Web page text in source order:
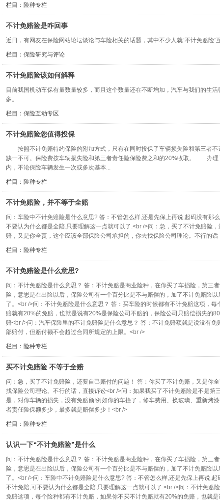
栏目： 险种专栏
不计免赔险是咋回事
近日，有网友在保险网站论坛谈论与车险相关的话题，其中不少人就“不计免赔险”
栏目： 保险研究与评论
不计免赔险该如何解释
目前我国机动车保有量数量较多，而且这个数量还在不断增加，汽车与我们的生
多。
栏目： 保险互动专区
不计免赔险您值得投保
按照不计免赔特约保险的附加方式，只有在同时投保了车辆损失险和第三者不
缺一不可。保险费按车辆损失险和第三者责任险保险费之和的20%收取。 办理
内，不论保险车辆发生一次或多次基本...
栏目： 险种专栏
不计免赔险，并不等于全赔
问：车险中不计免赔险是什么意思? 答：不管怎么样,还是先保上再说,起码没有那
不要认为什么都是全陪.只要理解这一点就可以了.<br />问：急，买了不计免赔险
赔，又是你全责，这个应该全部保险公司承担的，你去找保险公司理论。不行的话
栏目： 险种专栏
不计免赔险是什么意思?
问：不计免赔险是什么意思？ 答：不计免赔是商业险种，在你买了车损险，第三
险，意思是在出险以后，保险公司有一个百分比是不与赔偿的，加了不计免赔险
了。<br />问：不计免赔险是什么意思？ 答：买车险的时候都有不计免赔这项，
赔就有20%的免赔，也就是说有20%是保险公司不赔的，保险公司只赔偿损失的
赔<br />问：汽车保险里的不计免赔险是什么意思？ 答：不计免赔额就是说没有
部赔付，但赔付额不会超过合同所规定的上限。<br />
栏目： 险种专栏
买不计免赔险 不等于全赔
问：急，买了不计免赔险，还要自己赔付的问题！ 答：你买了不计免赔，又是你
找保险公司理论。不行的话，直接诉讼<br />问：如果我买了不计免赔险是不是第
是，对你车辆的损失，没有免赔额!例如你的车撞了，修车费用、换玻璃、重新烤
者责任险保额多少，最多就是赔偿多少！<br />
栏目： 险种专栏
认识一下“不计免赔险”是什么
问：不计免赔险是什么意思？ 答：不计免赔是商业险种，在你买了车损险，第三
险，意思是在出险以后，保险公司有一个百分比是不与赔偿的，加了不计免赔险
了。<br />问：车险中不计免赔险是什么意思? 答：不管怎么样,还是先保上再说,
不计免陪,可不要认为什么都是全陪.只要理解这一点就可以了.<br />问：不计免赔
免赔这项，每个险种都有不计免赔，如果你不买不计免赔就有20%的免赔，也就